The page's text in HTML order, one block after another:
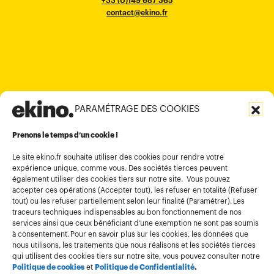
PARAMÉTRAGE DES COOKIES
Prenons le temps d’un cookie !
Le site ekino.fr souhaite utiliser des cookies pour rendre votre
expérience unique, comme vous. Des sociétés tierces peuvent
également utiliser des cookies tiers sur notre site. Vous pouvez
accepter ces opérations (Accepter tout), les refuser en totalité (Refuser
tout) ou les refuser partiellement selon leur finalité (Paramétrer). Les
traceurs techniques indispensables au bon fonctionnement de nos
services ainsi que ceux bénéficiant d’une exemption ne sont pas soumis
à consentement. Pour en savoir plus sur les cookies, les données que
nous utilisons, les traitements que nous réalisons et les sociétés tierces
qui utilisent des cookies tiers sur notre site, vous pouvez consulter notre
Politique de cookiesetPolitique de Confidentialité.
contact@ekino.fr
+65 6317 6600contact@ekino.sg
Ho-Chi-Minh City
contact@ekino.fr
Hong Kong
Murugesh Pallya, Karnataka
+84909233727
Informations légales
Conditions générales d’utilisation
Politique de confidentialité
Politique cookies
Gestion des cookies
Index égalité